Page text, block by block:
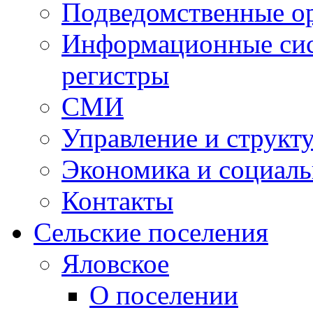
Подведомственные
Информационные
регистры
СМИ
Управление и
Экономика и
Контакты
Сельские поселения
Яловское
О поселении